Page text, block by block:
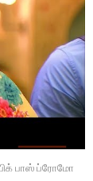
பாஸ் ப்ரோமோ